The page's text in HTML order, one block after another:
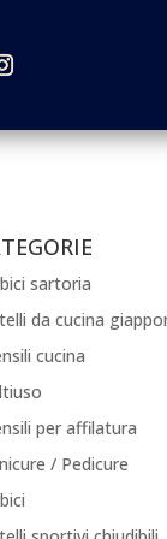
sartoria
da cucina
cucina
per affilatura
/ Pedicure